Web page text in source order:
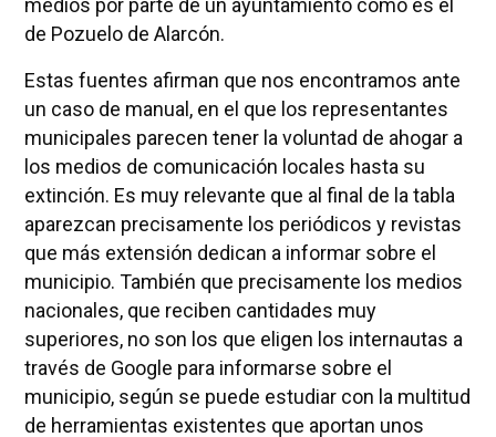
medios por parte de un ayuntamiento como es el
de Pozuelo de Alarcón.
Estas fuentes afirman que nos encontramos ante
un caso de manual, en el que los representantes
municipales parecen tener la voluntad de ahogar a
los medios de comunicación locales hasta su
extinción. Es muy relevante que al final de la tabla
aparezcan precisamente los periódicos y revistas
que más extensión dedican a informar sobre el
municipio. También que precisamente los medios
nacionales, que reciben cantidades muy
superiores, no son los que eligen los internautas a
través de Google para informarse sobre el
municipio, según se puede estudiar con la multitud
de herramientas existentes que aportan unos